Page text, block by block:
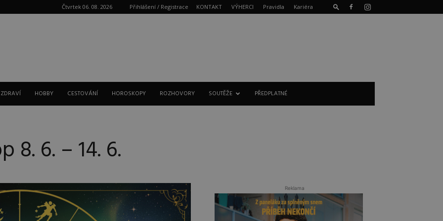
Čtvrtek 06. 08. 2026 Přihlášení / Registrace KONTAKT VÝHERCI Pravidla Kariéra
HOBBY CESTOVÁNÍ HOROSKOPY ROZHOVORY SOUTĚŽE PŘEDPLATNÉ
8. 6. – 14. 6.
Reklama